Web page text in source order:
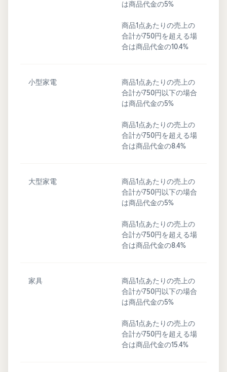
は商品代金の5%
商品1点あたりの売上の
合計が750円を超える場
合は商品代金の10.4%
小型家電
商品1点あたりの売上の
合計が750円以下の場合
は商品代金の5%
商品1点あたりの売上の
合計が750円を超える場
合は商品代金の8.4%
大型家電
商品1点あたりの売上の
合計が750円以下の場合
は商品代金の5%
商品1点あたりの売上の
合計が750円を超える場
合は商品代金の8.4%
家具
商品1点あたりの売上の
合計が750円以下の場合
は商品代金の5%
商品1点あたりの売上の
合計が750円を超える場
合は商品代金の15.4%